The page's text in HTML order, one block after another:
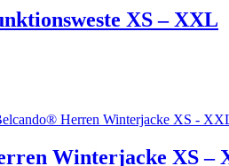
XS – XXL
Winterjacke XS –